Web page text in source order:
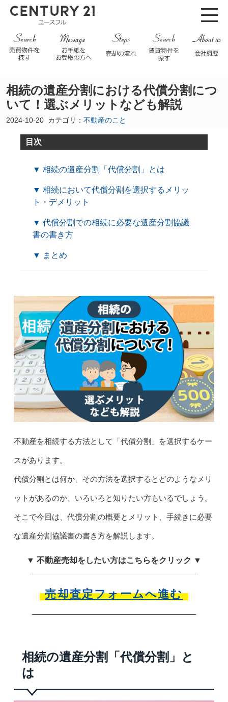
相続の遺産分割における代償分割につ
いて！選ぶメリットなども解説
2024-10-20 カテゴリ： 不動産のこと
目次
▼ 相続の遺産分割「代償分割」とは
▼ 相続において代償分割を選択するメリッ
ト・デメリット
▼ 代償分割での相続に必要な遺産分割協議
書の書き方
▼ まとめ
不動産を相続する方法として「代償分割」を選択するケー
スがあります。
代償分割とは何か、その方法を選択するとどのようなメリ
ットがあるのか、いろいろと知りたい方もいるでしょう。
そこで今回は、代償分割の概要とメリット、手続きに必要
な遺産分割協議書の書き方を解説します。
▼ 不動産売却をしたい方はこちらをクリック ▼
売却査定フォームへ進む
相続の遺産分割「代償分割」と
は